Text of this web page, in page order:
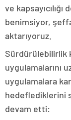
ve
benimsiyor,
aktarıyoruz.
Sürdürülebilirlik
uygulamalarını
uygulamalara
hedeflediklerini
devam etti: